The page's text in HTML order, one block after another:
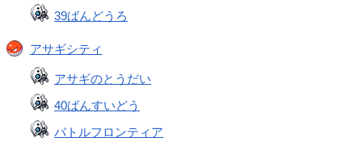
39ばんどうろ
アサギシティ
アサギのとうだい
40ばんすいどう
バトルフロンティア